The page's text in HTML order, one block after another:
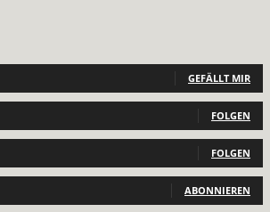
GEFÄLLT MIR
FOLGEN
FOLGEN
ABONNIEREN